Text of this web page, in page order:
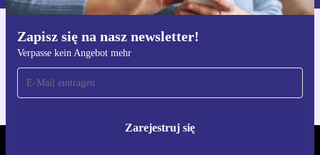
Zapisz się na nasz newsletter!
Verpasse kein Angebot mehr
Zarejestruj się
Pobierz aplikację refurbed
Dla iOS i Android